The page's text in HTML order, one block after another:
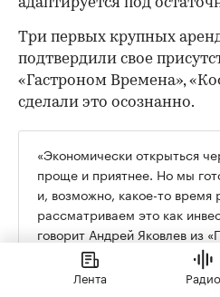
Три первых крупных
подтвердили свое
«Гастроном Времена»,
сделали это осознанно.
«Экономически открыться
проще и приятнее. Но мы
и, возможно, какое-то
рассматриваем это как
говорит Андрей Яковлев из
Их формат в «СберСити»
Лента Радио